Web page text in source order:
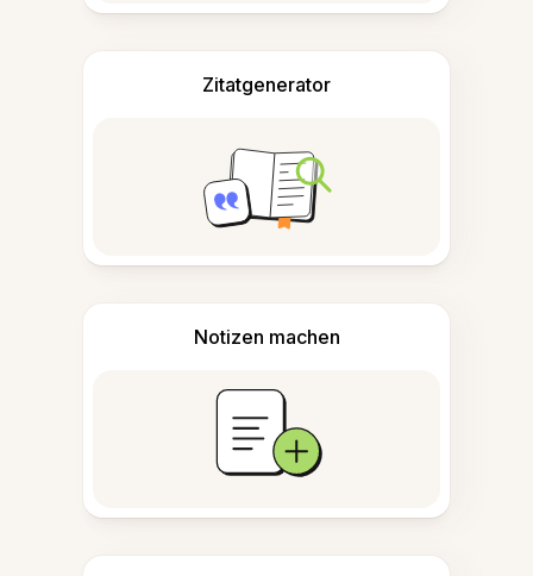
Zitatgenerator
Notizen machen